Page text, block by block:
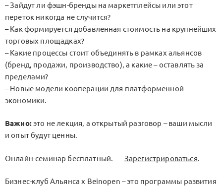
– Зайдут ли фэшн-бренды на маркетплейсы или этот
переток никогда не случится?
– Как формируется добавленная стоимость на крупнейших
торговых площадках?
– Какие процессы стоит объединять в рамках альянсов
(бренд, продажи, производство), а какие – оставлять за
пределами?
– Новые модели кооперации для платформенной
экономики.
Важно:это не лекция, а открытый разговор – ваши мысли
и опыт будут ценны.
Онлайн-семинар бесплатный. Зарегистрироваться.
Бизнес-клуб Альянса х Beinopen – это программы развития